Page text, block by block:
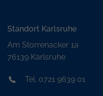
Standort Karlsruhe
Am Storrenacker 1a
76139 Karlsruhe
Tel. 0721 9639 01